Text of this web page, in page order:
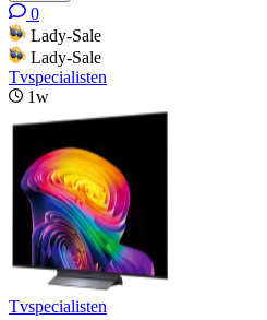
0
Lady-Sale
Lady-Sale
Tvspecialisten
1w
Tvspecialisten